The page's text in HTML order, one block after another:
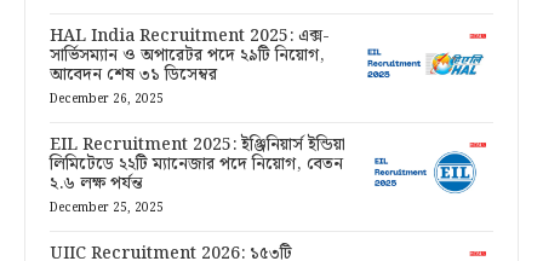
HAL India Recruitment 2025: এক্স-
সার্ভিসম্যান ও অপারেটর পদে ২৯টি নিয়োগ,
আবেদন শেষ ৩১ ডিসেম্বর
December 26, 2025
EIL Recruitment 2025: ইঞ্জিনিয়ার্স ইন্ডিয়া
লিমিটেডে ২২টি ম্যানেজার পদে নিয়োগ, বেতন
২.৬ লক্ষ পর্যন্ত
December 25, 2025
UIIC Recruitment 2026: ১৫৩টি